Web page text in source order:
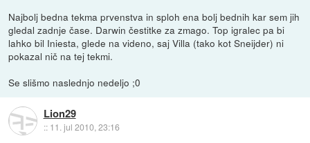
Najbolj bedna tekma prvenstva in sploh ena bolj bednih kar sem jih
gledal zadnje čase. Darwin čestitke za zmago. Top igralec pa bi
lahko bil Iniesta, glede na videno, saj Villa (tako kot Sneijder) ni
pokazal nič na tej tekmi.
Se slišmo naslednjo nedeljo ;0
Lion29
:: 11. jul 2010, 23:16